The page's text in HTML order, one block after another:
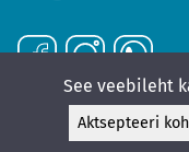
See veebileht
Aktsepteeri